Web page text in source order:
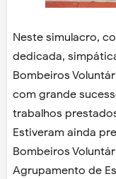
Neste simulacro,
dedicada,
Bombeiros
com grande
trabalhos
Estiveram ainda
Bombeiros
Agrupamento de